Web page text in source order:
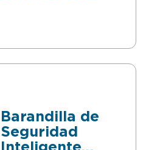
Barandilla de
Seguridad